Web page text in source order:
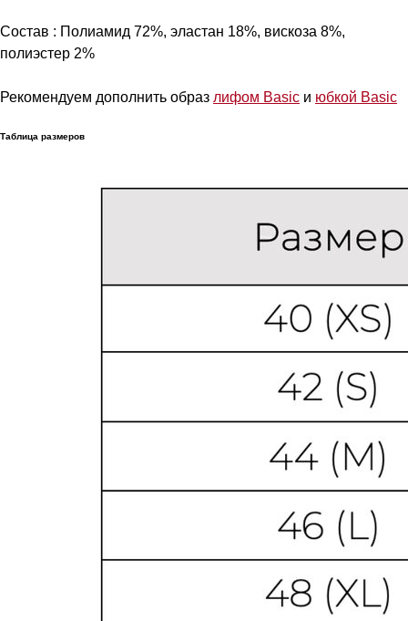
Состав : Полиамид 72%, эластан 18%, вискоза 8%,
полиэстер 2%
Рекомендуем дополнить образ лифом Basic и юбкой Basic
Таблица размеров